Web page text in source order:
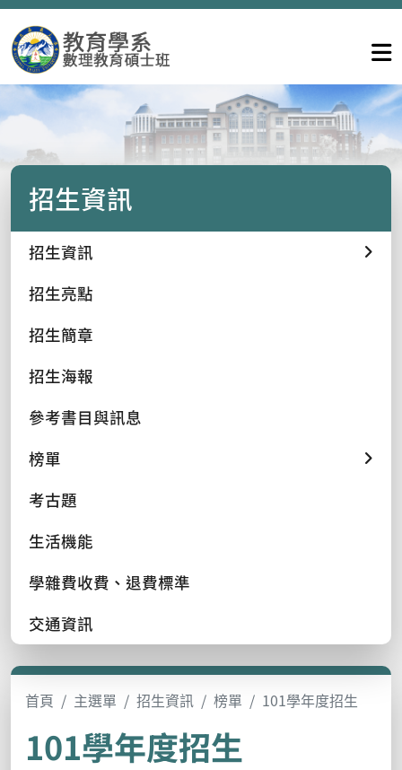
招生資訊
招生資訊
招生亮點
招生簡章
招生海報
參考書目與訊息
榜單
考古題
生活機能
學雜費收費、退費標準
交通資訊
首頁 主選單 招生資訊 榜單 101學年度招生
101學年度招生